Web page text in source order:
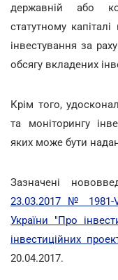
державній або
статутному
інвестування за
обсягу вкладених
Крім того,
та моніторингу
яких може бути
Зазначені
23.03.2017 № 1981-
України "Про
інвестиційних
20.04.2017.